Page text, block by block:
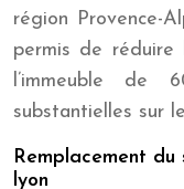
région Provence-
permis de réduire
l’immeuble de
substantielles sur
Remplacement
lyon